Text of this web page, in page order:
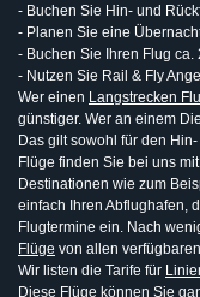
- Buchen Sie Hin- und
- Planen Sie eine
- Buchen Sie Ihren Flug
- Nutzen Sie Rail & Fly
Wer einen Langstrecken
günstiger. Wer an einem
Das gilt sowohl für den
Flüge finden Sie bei uns
Destinationen wie zum
einfach Ihren Abflughafen,
Flugtermine ein. Nach
Flüge von allen
Wir listen die Tarife für
Diese Flüge können Sie